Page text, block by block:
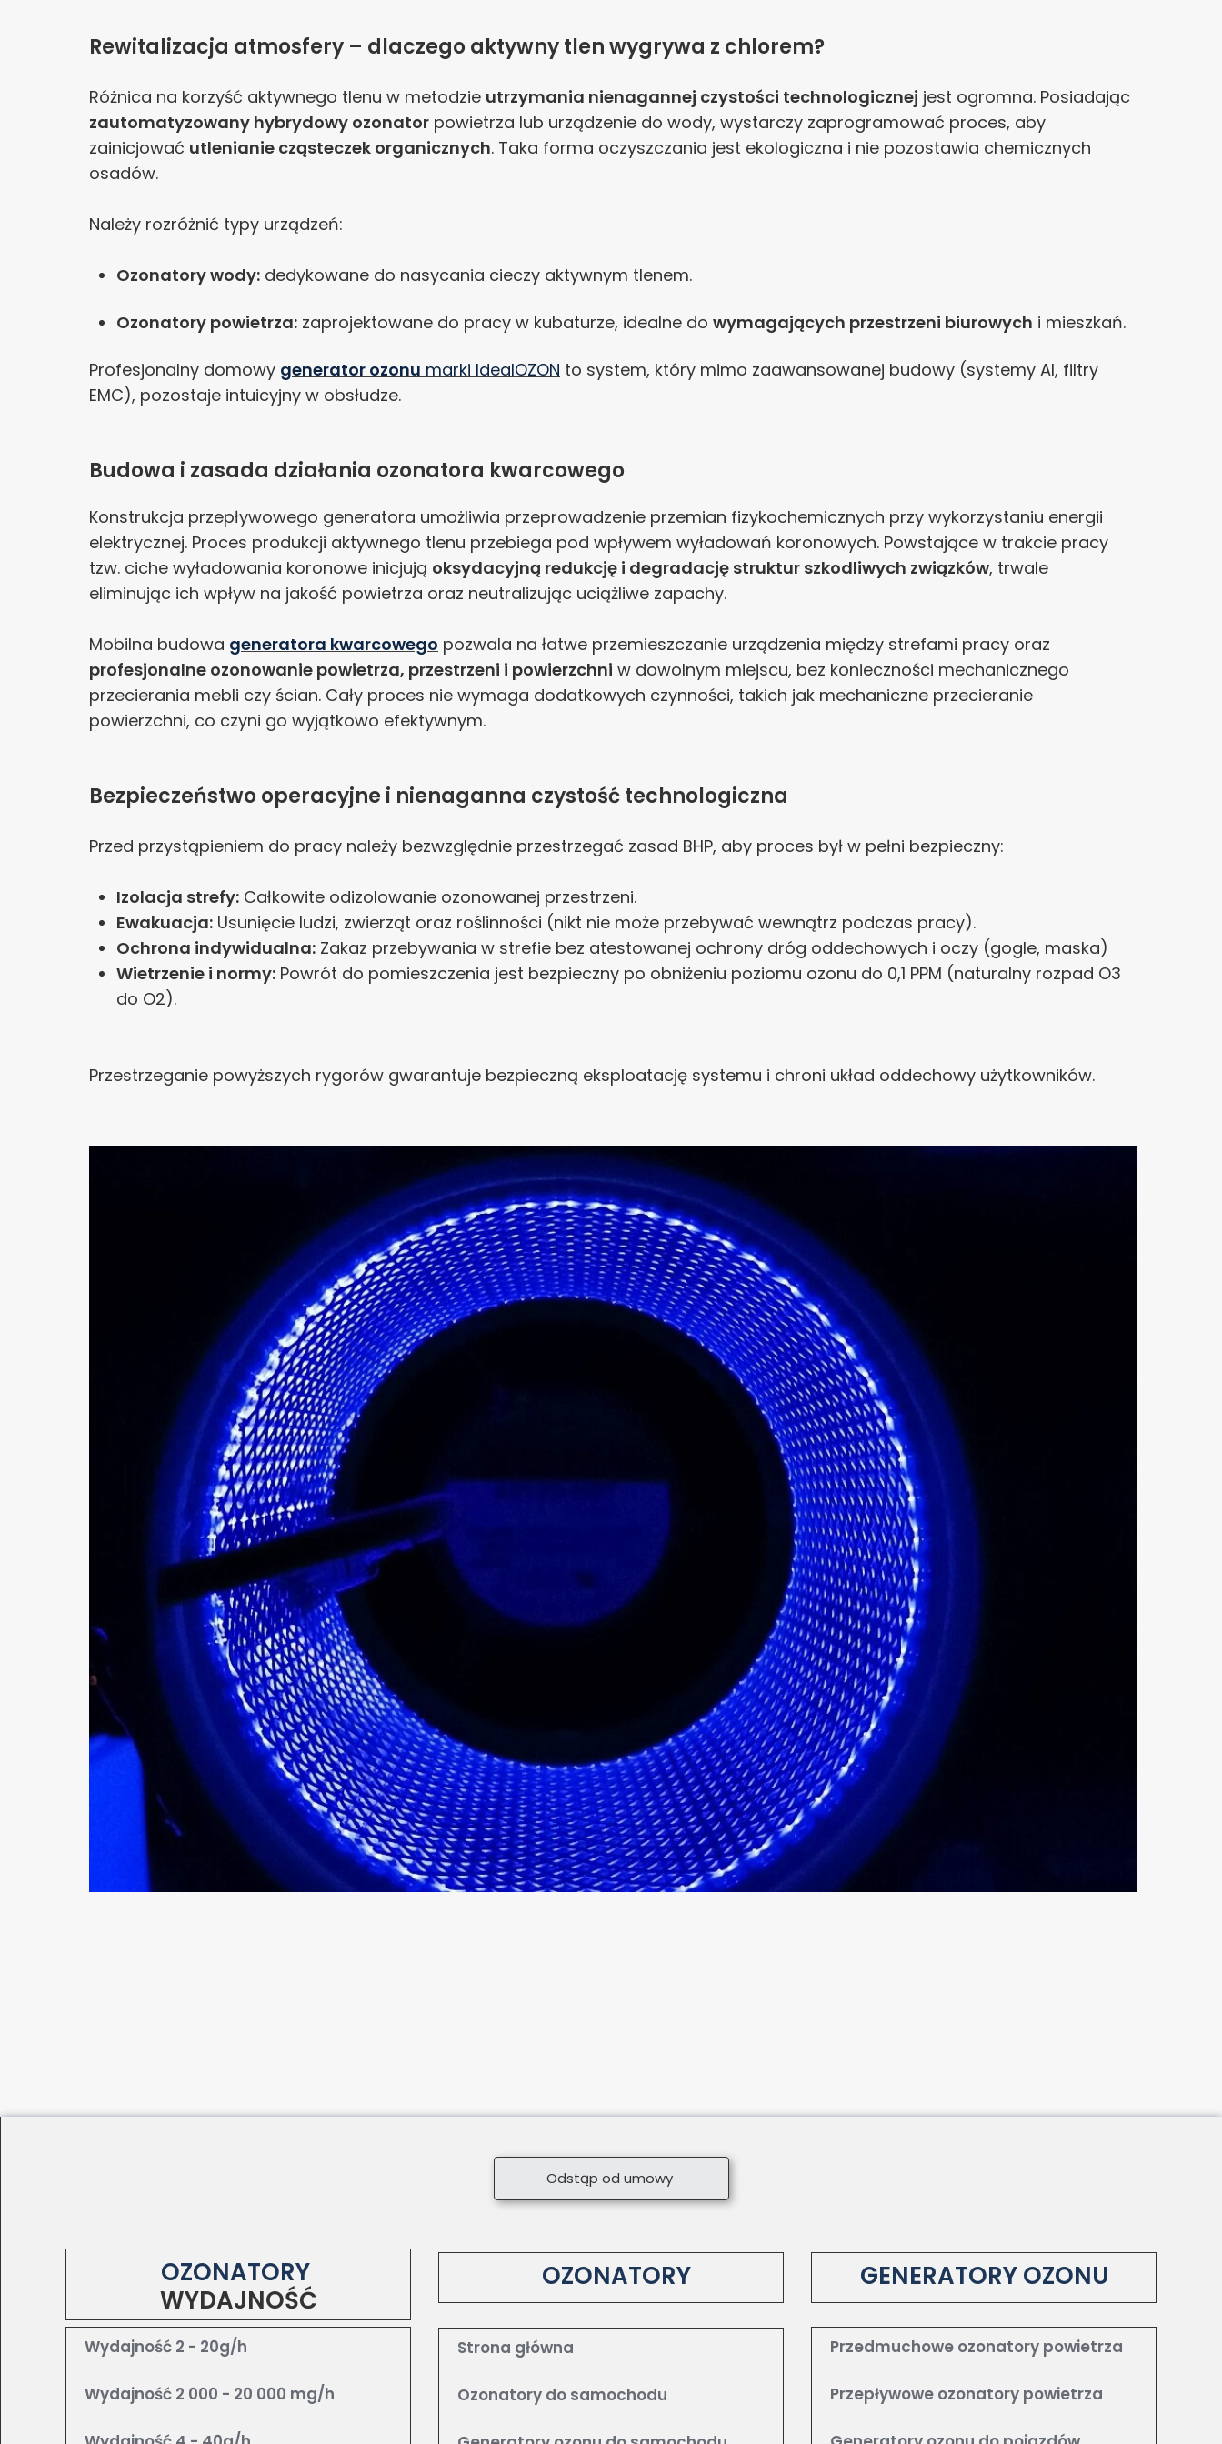
Rewitalizacja atmosfery – dlaczego aktywny tlen wygrywa z chlorem?
Różnica na korzyść aktywnego tlenu w metodzie utrzymania nienagannej czystości technologicznej jest ogromna. Posiadając
zautomatyzowany hybrydowy ozonator powietrza lub urządzenie do wody, wystarczy zaprogramować proces, aby
zainicjować utlenianie cząsteczek organicznych. Taka forma oczyszczania jest ekologiczna i nie pozostawia chemicznych
osadów.
Należy rozróżnić typy urządzeń:
Ozonatory wody: dedykowane do nasycania cieczy aktywnym tlenem.
Ozonatory powietrza: zaprojektowane do pracy w kubaturze, idealne do wymagających przestrzeni biurowych i mieszkań.
Profesjonalny domowy generator ozonu marki IdealOZON to system, który mimo zaawansowanej budowy (systemy AI, filtry
EMC), pozostaje intuicyjny w obsłudze.
Budowa i zasada działania ozonatora kwarcowego
Konstrukcja przepływowego generatora umożliwia przeprowadzenie przemian fizykochemicznych przy wykorzystaniu energii
elektrycznej. Proces produkcji aktywnego tlenu przebiega pod wpływem wyładowań koronowych. Powstające w trakcie pracy
tzw. ciche wyładowania koronowe inicjują oksydacyjną redukcję i degradację struktur szkodliwych związków, trwale
eliminując ich wpływ na jakość powietrza oraz neutralizując uciążliwe zapachy.
Mobilna budowa generatora kwarcowego pozwala na łatwe przemieszczanie urządzenia między strefami pracy oraz
profesjonalne ozonowanie powietrza, przestrzeni i powierzchni w dowolnym miejscu, bez konieczności mechanicznego
przecierania mebli czy ścian. Cały proces nie wymaga dodatkowych czynności, takich jak mechaniczne przecieranie
powierzchni, co czyni go wyjątkowo efektywnym.
Bezpieczeństwo operacyjne i nienaganna czystość technologiczna
Przed przystąpieniem do pracy należy bezwzględnie przestrzegać zasad BHP, aby proces był w pełni bezpieczny:
Izolacja strefy: Całkowite odizolowanie ozonowanej przestrzeni.
Ewakuacja: Usunięcie ludzi, zwierząt oraz roślinności (nikt nie może przebywać wewnątrz podczas pracy).
Ochrona indywidualna: Zakaz przebywania w strefie bez atestowanej ochrony dróg oddechowych i oczy (gogle, maska)
Wietrzenie i normy: Powrót do pomieszczenia jest bezpieczny po obniżeniu poziomu ozonu do 0,1 PPM (naturalny rozpad O3
do O2).
Przestrzeganie powyższych rygorów gwarantuje bezpieczną eksploatację systemu i chroni układ oddechowy użytkowników.
Odstąp od umowy
OZONATORY
WYDAJNOŚĆ
Wydajność 2 - 20g/h
Wydajność 2 000 - 20 000 mg/h
Strona główna
Ozonatory do samochodu
OZONATORY
Przedmuchowe ozonatory powietrza
Przepływowe ozonatory powietrza
GENERATORY OZONU